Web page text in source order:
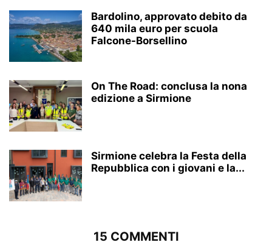
Bardolino, approvato debito da
640 mila euro per scuola
Falcone-Borsellino
On The Road: conclusa la nona
edizione a Sirmione
Sirmione celebra la Festa della
Repubblica con i giovani e la...
15 COMMENTI